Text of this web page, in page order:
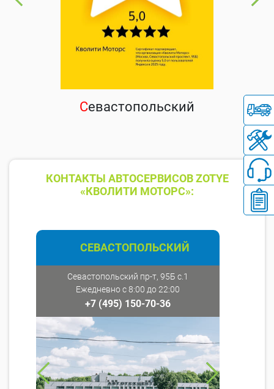
Севастопольский
КОНТАКТЫ АВТОСЕРВИСОВ ZOTYE
«КВОЛИТИ МОТОРС»:
СЕВАСТОПОЛЬСКИЙ
Севастопольский пр-т, 95Б с.1
Ежедневно с 8:00 до 22:00
+7 (495) 150-70-36